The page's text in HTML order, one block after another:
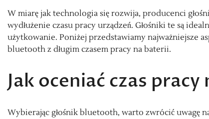
W miarę jak technologia się rozwija, producenci
wydłużenie czasu pracy urządzeń. Głośniki te są
użytkowanie. Poniżej przedstawiamy najważniejsze
bluetooth z długim czasem pracy na baterii.
Jak oceniać czas
Wybierając głośnik bluetooth, warto zwrócić uwagę